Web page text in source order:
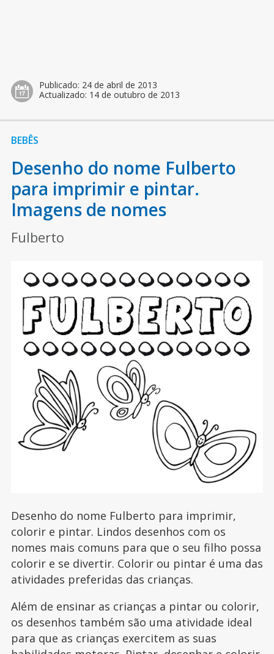
Publicado: 24 de abril de 2013
Actualizado: 14 de outubro de 2013
BEBÊS
Desenho do nome Fulberto
para imprimir e pintar.
Imagens de nomes
Fulberto
Desenho do nome Fulberto para imprimir,
colorir e pintar. Lindos desenhos com os
nomes mais comuns para que o seu filho possa
colorir e se divertir. Colorir ou pintar é uma das
atividades preferidas das crianças.
Além de ensinar as crianças a pintar ou colorir,
os desenhos também são uma atividade ideal
para que as crianças exercitem as suas